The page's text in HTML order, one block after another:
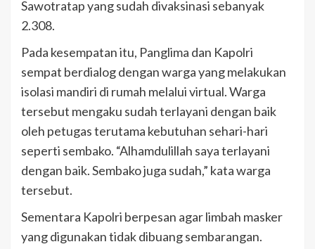
Sawotratap yang sudah divaksinasi sebanyak
2.308.
Pada kesempatan itu, Panglima dan Kapolri
sempat berdialog dengan warga yang melakukan
isolasi mandiri di rumah melalui virtual. Warga
tersebut mengaku sudah terlayani dengan baik
oleh petugas terutama kebutuhan sehari-hari
seperti sembako. “Alhamdulillah saya terlayani
dengan baik. Sembako juga sudah,” kata warga
tersebut.
Sementara Kapolri berpesan agar limbah masker
yang digunakan tidak dibuang sembarangan.